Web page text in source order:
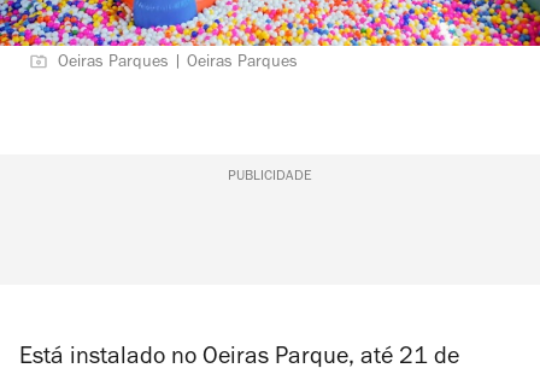
Oeiras Parques | Oeiras Parques
PUBLICIDADE
Está instalado no Oeiras Parque, até 21 de